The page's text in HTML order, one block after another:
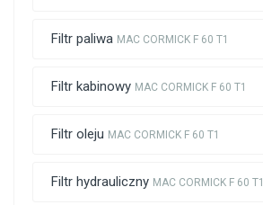
Filtr paliwa MAC CORMICK F 60 T1
Filtr kabinowy MAC CORMICK F 60 T1
Filtr oleju MAC CORMICK F 60 T1
Filtr hydrauliczny MAC CORMICK F 60 T1